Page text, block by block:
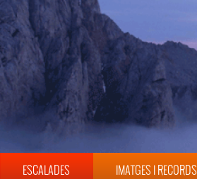
ESCALADES IMATGES I RECORDS